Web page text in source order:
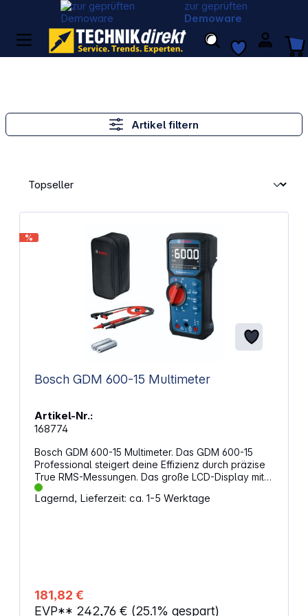
zur geprüften
Demoware
Artikel filtern
%
Bosch GDM 600-15 Multimeter
Artikel-Nr.:
168774
Bosch GDM 600-15 Multimeter. Das GDM 600-15
Professional steigert deine Effizienz durch präzise
True RMS-Messungen. Das große LCD-Display mit
invertierter Anzeige sorgt für klar ablesbare
Messwerte bei verschiedenen Anwendungen.
der Baustelle stand. Und mit einem bequemen Griff,
der Ermüdungserscheinungen reduziert, kannst du
dich darauf verlassen, dass das GDM 600-15
Lagernd, Lieferzeit: ca. 1-5 Werktage
181,82 €
EVP** 242,76 € (25.1% gespart)